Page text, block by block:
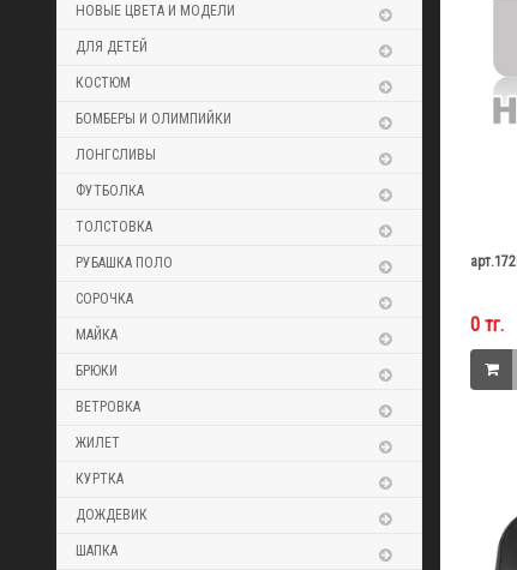
НОВЫЕ ЦВЕТА И МОДЕЛИ
ДЛЯ ДЕТЕЙ
КОСТЮМ
БОМБЕРЫ И ОЛИМПИЙКИ
ЛОНГСЛИВЫ
ФУТБОЛКА
ТОЛСТОВКА
РУБАШКА ПОЛО
СОРОЧКА
МАЙКА
БРЮКИ
ВЕТРОВКА
ЖИЛЕТ
КУРТКА
ДОЖДЕВИК
ШАПКА
0 тг.